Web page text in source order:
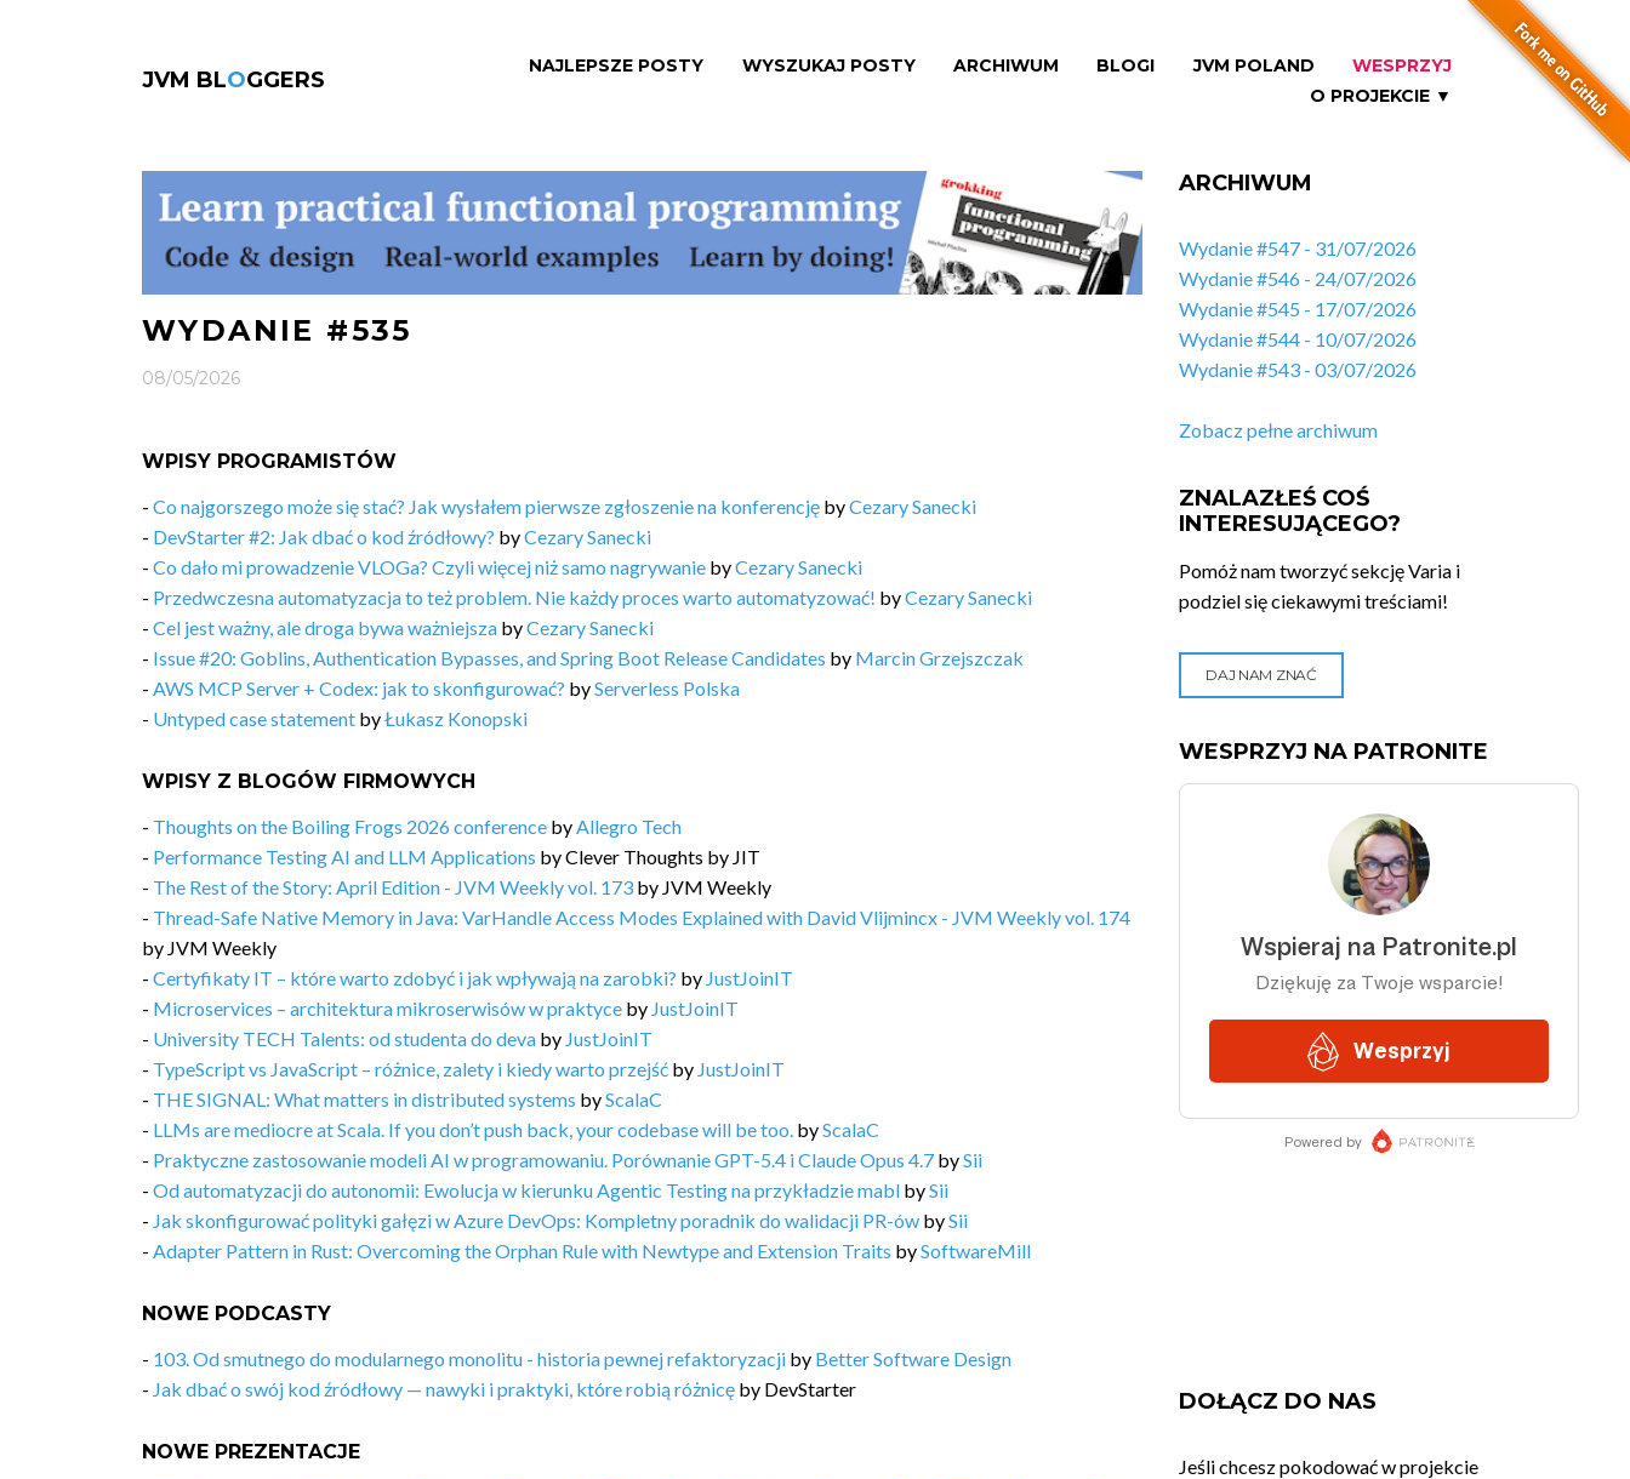
JVM BLOGGERS
NAJLEPSZE POSTY WYSZUKAJ POSTY ARCHIWUM BLOGI JVM POLAND
WESPRZYJ
O PROJEKCIE ▼
WYDANIE #535
08/05/2026
WPISY PROGRAMISTÓW
- Co najgorszego może się stać? Jak wysłałem pierwsze zgłoszenie na konferencję byCezary Sanecki
- DevStarter #2: Jak dbać o kod źródłowy? byCezary Sanecki
- Co dało mi prowadzenie VLOGa? Czyli więcej niż samo nagrywanie byCezary Sanecki
- Przedwczesna automatyzacja to też problem. Nie każdy proces warto automatyzować! byCezary Sanecki
- Cel jest ważny, ale droga bywa ważniejsza byCezary Sanecki
- Issue #20: Goblins, Authentication Bypasses, and Spring Boot Release Candidates by Marcin Grzejszczak
- AWS MCP Server + Codex: jak to skonfigurować? byServerless Polska
- Untyped case statement byŁukasz Konopski
WPISY Z BLOGÓW FIRMOWYCH
- Thoughts on the Boiling Frogs 2026 conference byAllegro Tech
- Performance Testing AI and LLM Applications byClever Thoughts by JIT
- The Rest of the Story: April Edition - JVM Weekly vol. 173 by JVM Weekly
- Thread-Safe Native Memory in Java: VarHandle Access Modes Explained with David Vlijmincx - JVM Weekly vol. 174
by JVM Weekly
- Certyfikaty IT – które warto zdobyć i jak wpływają na zarobki? by JustJoinIT
- Microservices – architektura mikroserwisów w praktyce by JustJoinIT
- University TECH Talents: od studenta do deva by JustJoinIT
- TypeScript vs JavaScript – różnice, zalety i kiedy warto przejść by JustJoinIT
- THE SIGNAL: What matters in distributed systems byScalaC
- LLMs are mediocre at Scala. If you don’t push back, your codebase will be too. byScalaC
- Praktyczne zastosowanie modeli AI w programowaniu. Porównanie GPT-5.4 i Claude Opus 4.7 bySii
- Od automatyzacji do autonomii: Ewolucja w kierunku Agentic Testing na przykładzie mabl bySii
- Jak skonfigurować polityki gałęzi w Azure DevOps: Kompletny poradnik do walidacji PR-ów bySii
- Adapter Pattern in Rust: Overcoming the Orphan Rule with Newtype and Extension Traits bySoftwareMill
NOWE PODCASTY
- 103. Od smutnego do modularnego monolitu - historia pewnej refaktoryzacji by Better Software Design
- Jak dbać o swój kod źródłowy — nawyki i praktyki, które robią różnicę by DevStarter
NOWE PREZENTACJE
ARCHIWUM
Wydanie #547 - 31/07/2026
Wydanie #546 - 24/07/2026
Wydanie #545 - 17/07/2026
Wydanie #544 - 10/07/2026
Wydanie #543 - 03/07/2026
Zobacz pełne archiwum
ZNALAZŁEŚ COŚ
INTERESUJĄCEGO?
Pomóż nam tworzyć sekcję Varia i
podziel się ciekawymi treściami!
DAJ NAM ZNAĆ
WESPRZYJ NA PATRONITE
DOŁĄCZ DO NAS
Jeśli chcesz pokodować w projekcie